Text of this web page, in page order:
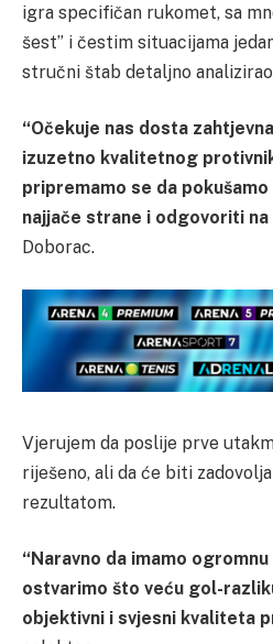
igra specifičan rukomet, sa
šest” i čestim situacijama
stručni štab detaljno
“Očekuje nas dosta
izuzetno kvalitetnog
pripremamo se da
najjače strane i odgovoriti na
Doborac.
Vjerujem da poslije prve
riješeno, ali da će biti
rezultatom.
“Naravno da imamo
ostvarimo što veću gol-
objektivni i svjesni kvaliteta